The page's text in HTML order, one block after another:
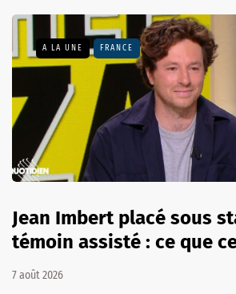
A LA UNE FRANCE
Jean Imbert placé sous
témoin assisté : ce que
7 août 2026